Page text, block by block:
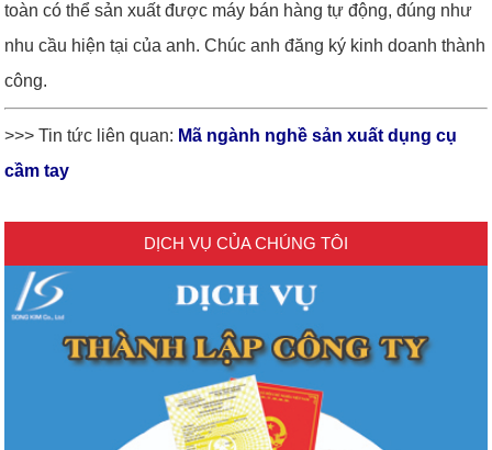
toàn có thể sản xuất được máy bán hàng tự động, đúng như
nhu cầu hiện tại của anh. Chúc anh đăng ký kinh doanh thành
công.
>>> Tin tức liên quan: Mã ngành nghề sản xuất dụng cụ
cầm tay
DỊCH VỤ CỦA CHÚNG TÔI